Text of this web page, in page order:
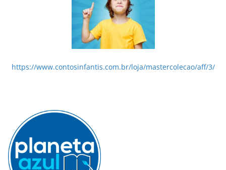
https://www.contosinfantis.com.br/loja/mastercolecao/aff/3/